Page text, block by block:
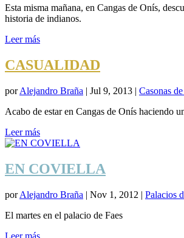
Esta misma mañana, en Cangas de Onís,
historia de indianos.
Leer más
CASUALIDAD
porAlejandro Braña | Jul 9, 2013 | Casonas
Acabo de estar en Cangas de Onís haciendo
Leer más
EN COVIELLA
porAlejandro Braña | Nov 1, 2012 | Palacios
El martes en el palacio de Faes
Leer más